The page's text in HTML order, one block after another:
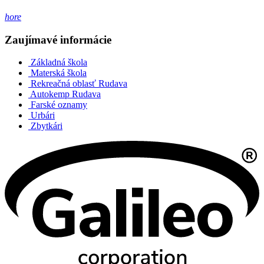
hore
Zaujímavé informácie
Základná škola
Materská škola
Rekreačná oblasť Rudava
Autokemp Rudava
Farské oznamy
Urbári
Zbytkári